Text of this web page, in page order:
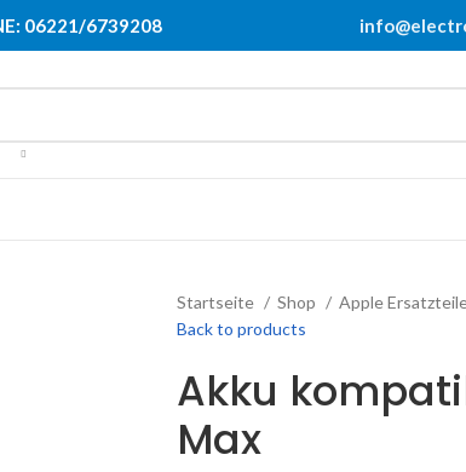
06221/6739208
Startseite Shop Apple
Back to products
Akku
Max